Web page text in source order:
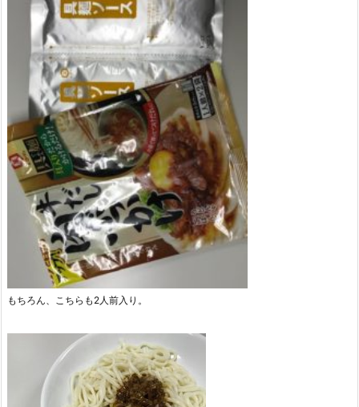
もちろん、こちらも2人前入り。